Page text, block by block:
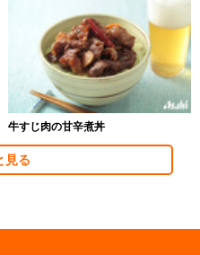
牛すじ肉の甘辛煮丼
見る